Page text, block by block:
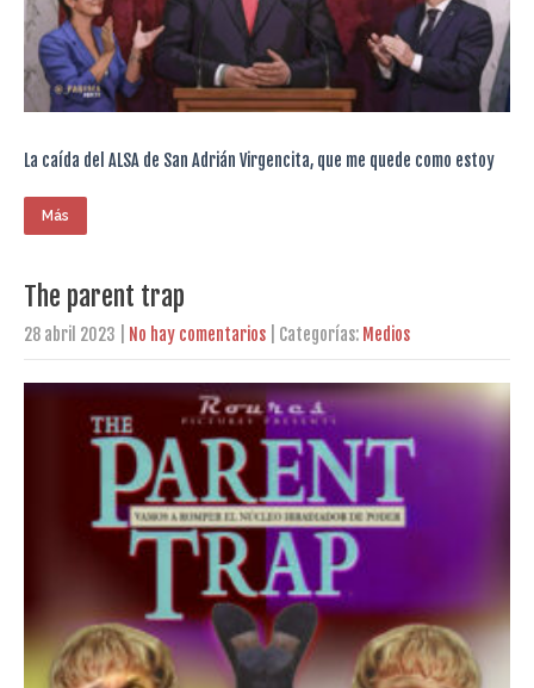
La caída del ALSA de San Adrián Virgencita, que me quede como estoy
Más
The parent trap
28 abril 2023 No hay comentarios | Categorías: Medios